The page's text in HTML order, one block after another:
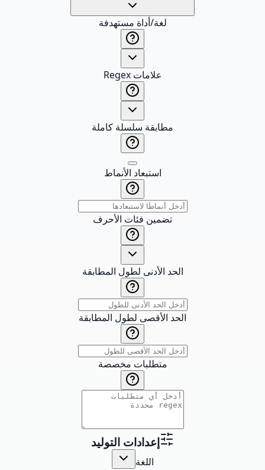
لغة/أداة مستهدفة
علامات Regex
مطابقة سلسلة كاملة
استبعاد الأنماط
تضمين فئات الأحرف
الحد الأدنى لطول المطابقة
الحد الأقصى لطول المطابقة
متطلبات مخصصة
إعدادات التوليد
اللغة